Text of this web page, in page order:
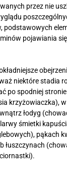
przez nie
podstawowych
pojawiania
niektóre stadia
po spodniej
krzyżowiaczka),
łodyg
śmietki
pąkach
łuszczynach